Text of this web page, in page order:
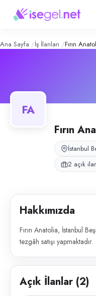
Anatolia
Konum:
Fırın Anatolia, İstanbul
Tezgahtar
Ana Sayfa İş İlanları Fırın
FA
Fırın
İstanbul
2 açık
Hakkımızda
Fırın Anatolia, İstanbul
tezgâh satışı yapmaktadır.
Açık İlanlar (2)